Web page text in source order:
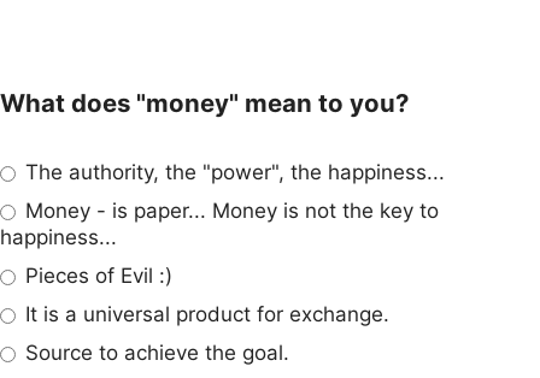
What does "money" mean to you?
The authority, the "power", the happiness...
Money - is paper... Money is not the key to
happiness...
Pieces of Evil :)
It is a universal product for exchange.
Source to achieve the goal.